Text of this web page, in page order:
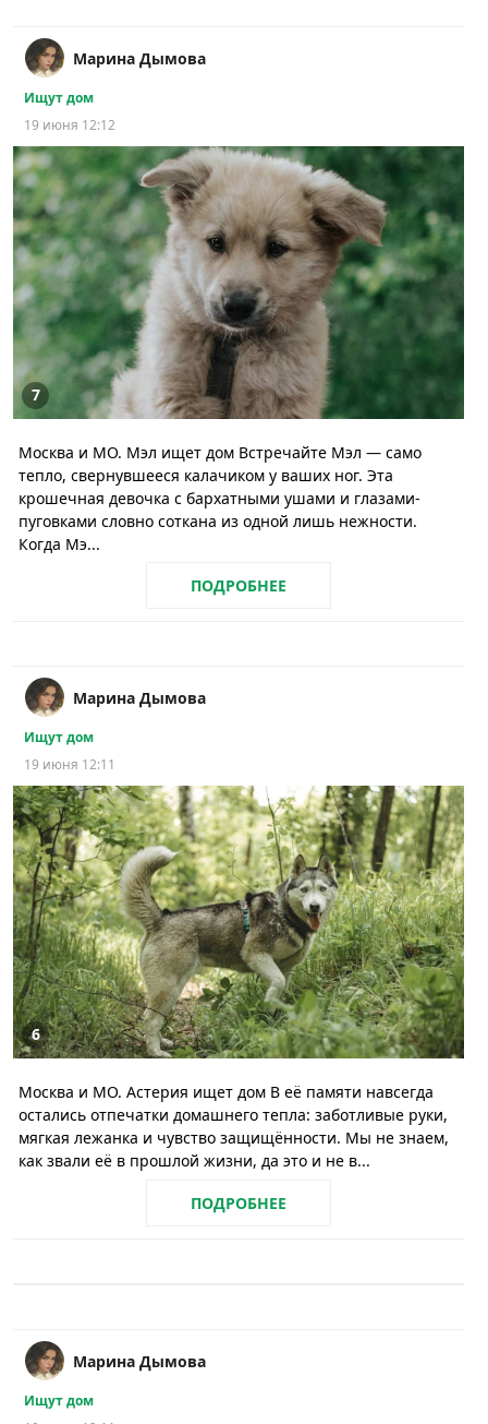
Марина Дымова
Ищут дом
19 июня 12:12
7
Москва и МО. Мэл ищет дом Встречайте Мэл — само
тепло, свернувшееся калачиком у ваших ног. Эта
крошечная девочка с бархатными ушами и глазами-
пуговками словно соткана из одной лишь нежности.
Когда Мэ...
ПОДРОБНЕЕ
Марина Дымова
Ищут дом
19 июня 12:11
6
Москва и МО. Астерия ищет дом В её памяти навсегда
остались отпечатки домашнего тепла: заботливые руки,
мягкая лежанка и чувство защищённости. Мы не знаем,
как звали её в прошлой жизни, да это и не в...
ПОДРОБНЕЕ
Марина Дымова
Ищут дом